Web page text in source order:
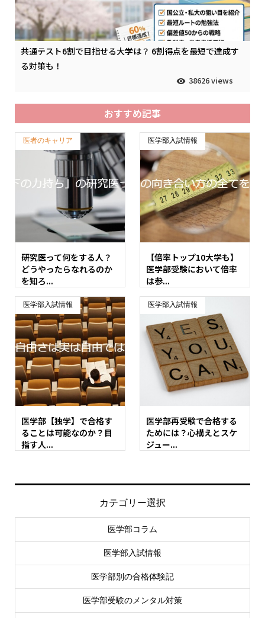
共通テスト6割で目指せる大学は？ 6割得点を最短で達成す
る対策も！
38626 views
おすすめ記事
医者のキャリア
研究医って何をする人？
どうやったらなれるのか
を知ろ...
医学部入試情報
【倍率トップ10大学も】
医学部受験において倍率
は参...
医学部入試情報
医学部【独学】で合格す
ることは可能なのか？目
指す人...
医学部入試情報
医学部再受験で合格する
ためには？心構えとスケ
ジュー...
カテゴリー選択
医学部コラム
医学部入試情報
医学部別の合格体験記
医学部受験のメンタル対策